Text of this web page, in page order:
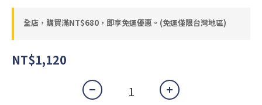
全店，購買滿NT$680，即享免運優惠。(免運僅限台灣地區)
NT$1,120